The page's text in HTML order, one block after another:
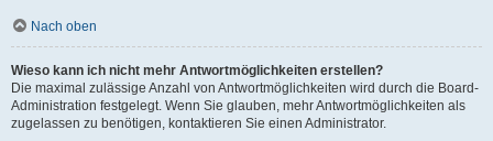
Nach oben
Wieso kann ich nicht mehr Antwortmöglichkeiten erstellen?
Die maximal zulässige Anzahl von Antwortmöglichkeiten wird durch die Board-
Administration festgelegt. Wenn Sie glauben, mehr Antwortmöglichkeiten als
zugelassen zu benötigen, kontaktieren Sie einen Administrator.